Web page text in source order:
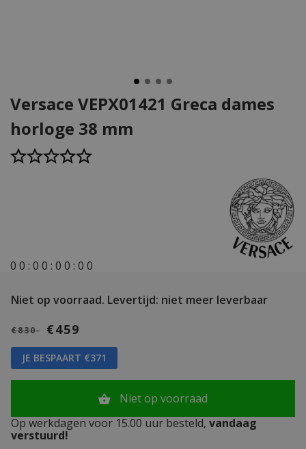
Versace VEPX01421 Greca dames
horloge 38 mm
0 0 : 0 0 : 0 0 : 0 0
Niet op voorraad. Levertijd: niet meer leverbaar
€830 €459
JE BESPAART €371
Niet op voorraad
Op werkdagen voor 15.00 uur besteld, vandaag
verstuurd!